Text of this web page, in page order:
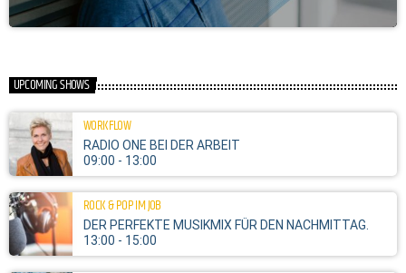
UPCOMING SHOWS
WORKFLOW
RADIO ONE BEI DER ARBEIT
09:00 - 13:00
ROCK & POP IM JOB
DER PERFEKTE MUSIKMIX FÜR DEN NACHMITTAG.
13:00 - 15:00